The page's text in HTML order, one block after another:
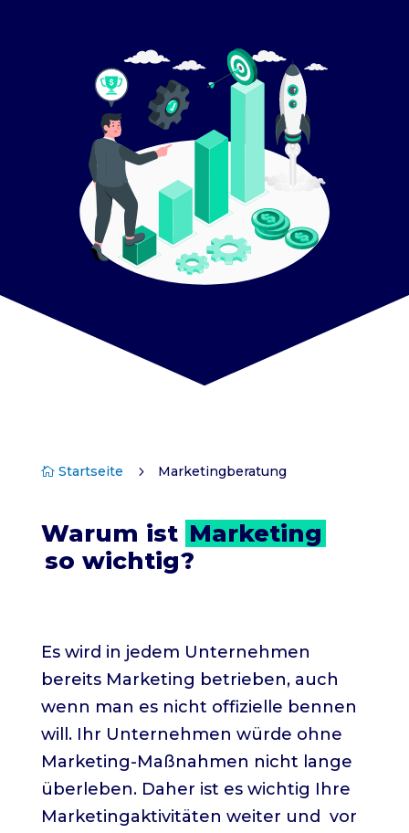
 Startseite 5 Marketingberatung
Warum ist Marketing
so wichtig?
Es wird in jedem Unternehmen
bereits Marketing betrieben, auch
wenn man es nicht offizielle bennen
will. Ihr Unternehmen würde ohne
Marketing-Maßnahmen nicht lange
überleben. Daher ist es wichtig Ihre
Marketingaktivitäten weiter und vor